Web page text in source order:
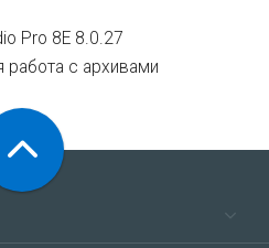
Pro 8E 8.0.27
работа с архивами